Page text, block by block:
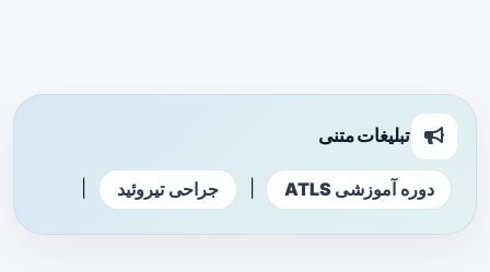
تبلیغات متنی
دوره آموزشی ATLS جراحی تیروئید